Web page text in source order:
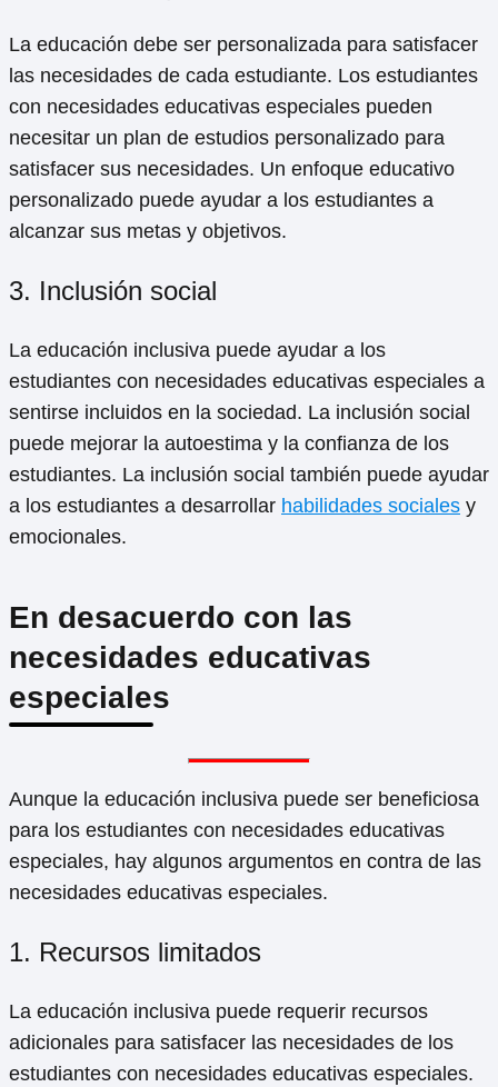
La educación debe ser personalizada para satisfacer
las necesidades de cada estudiante. Los estudiantes
con necesidades educativas especiales pueden
necesitar un plan de estudios personalizado para
satisfacer sus necesidades. Un enfoque educativo
personalizado puede ayudar a los estudiantes a
alcanzar sus metas y objetivos.
3. Inclusión social
La educación inclusiva puede ayudar a los
estudiantes con necesidades educativas especiales a
sentirse incluidos en la sociedad. La inclusión social
puede mejorar la autoestima y la confianza de los
estudiantes. La inclusión social también puede ayudar
a los estudiantes a desarrollar habilidades sociales y
emocionales.
En desacuerdo con las
necesidades educativas
especiales
Aunque la educación inclusiva puede ser beneficiosa
para los estudiantes con necesidades educativas
especiales, hay algunos argumentos en contra de las
necesidades educativas especiales.
1. Recursos limitados
La educación inclusiva puede requerir recursos
adicionales para satisfacer las necesidades de los
estudiantes con necesidades educativas especiales.